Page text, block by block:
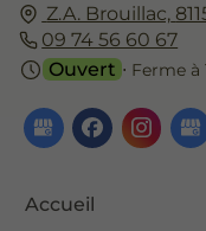
Z.A. Brouillac,
09 74 56 60 67
Ouvert ⋅ Ferme à
Accueil